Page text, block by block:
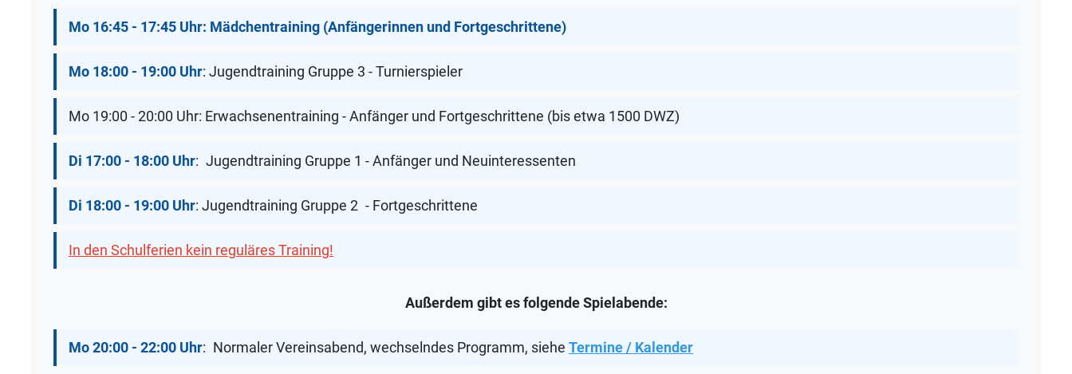
Mo 16:45 - 17:45 Uhr: Mädchentraining (Anfängerinnen und Fortgeschrittene)
Mo 18:00 - 19:00 Uhr: Jugendtraining Gruppe 3 - Turnierspieler
Mo 19:00 - 20:00 Uhr: Erwachsenentraining - Anfänger und Fortgeschrittene (bis etwa 1500 DWZ)
Di 17:00 - 18:00 Uhr: Jugendtraining Gruppe 1 - Anfänger und Neuinteressenten
Di 18:00 - 19:00 Uhr: Jugendtraining Gruppe 2 - Fortgeschrittene
In den Schulferien kein reguläres Training!
Außerdem gibt es folgende Spielabende:
Mo 20:00 - 22:00 Uhr: Normaler Vereinsabend, wechselndes Programm, siehe Termine / Kalender